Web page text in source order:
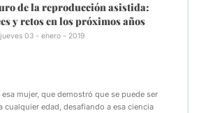
de la reproducción asistida:
y retos en los próximos años
jueves 03 - enero - 2019
esa mujer, que demostró que se puede ser
cualquier edad, desafiando a esa ciencia